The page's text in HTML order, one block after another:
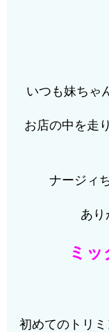
いつも妹ちゃ
お店の中を走
ナージィ
あり
ミ
初めてのトリ